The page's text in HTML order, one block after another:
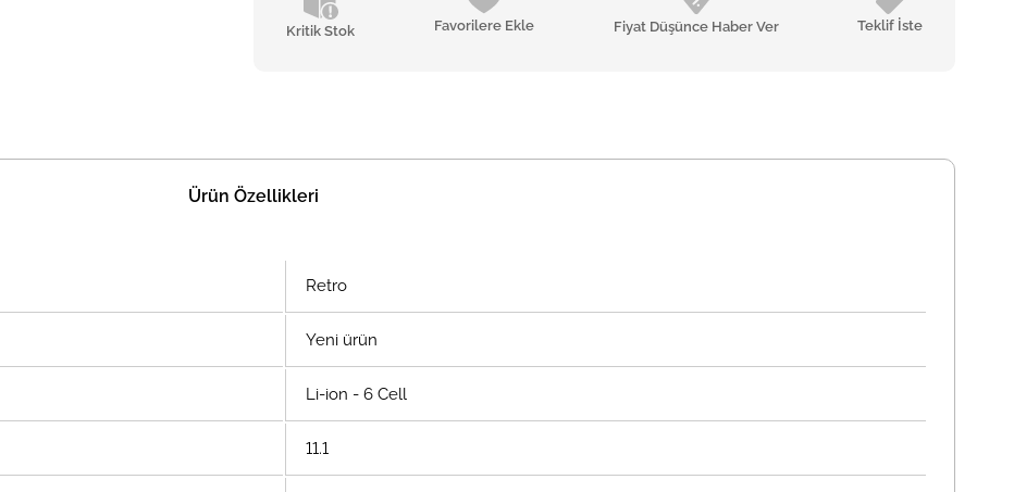
Kritik Stok Favorilere Ekle Fiyat Düşünce Haber Ver Teklif İste
Ürün Özellikleri
Retro
Yeni ürün
Li-ion - 6 Cell
11.1